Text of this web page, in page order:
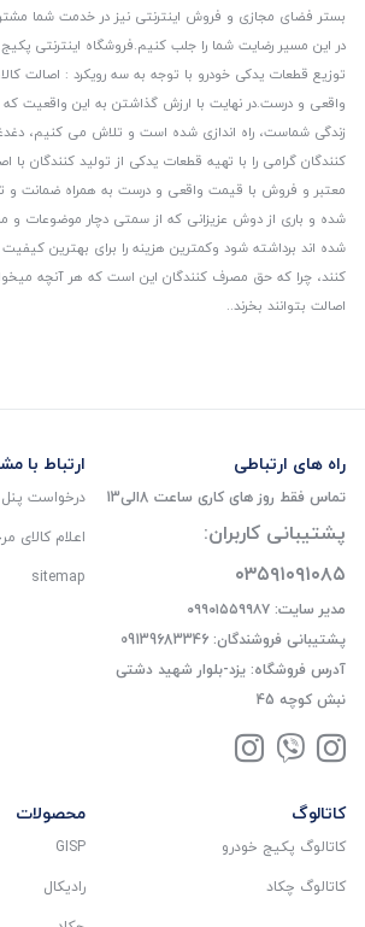
بستر فضای مجازی و فروش اینترنتی نیز در خدمت شما
در این مسیر رضایت شما را جلب کنیم.فروشگاه اینترنتی
توزیع قطعات یدکی خودرو با توجه به سه رویکرد : اصالت
واقعی و درست.در نهایت با ارزش گذاشتن به این واقعیت
زندگی شماست، راه اندازی شده است و تلاش می کنیم،
کنندگان گرامی را با تهیه قطعات یدکی از تولید کنندگان با
معتبر و فروش با قیمت واقعی و درست به همراه ضمانت و
شده و باری از دوش عزیزانی که از سمتی دچار موضوعات و
شده اند برداشته شود و‌کمترین هزینه را برای بهترین
کنند، چرا که حق مصرف کنندگان این است که هر آنچه
اصالت بتوانند بخرند..
راه های ارتباطی
تماس فقط روز های کاری ساعت 8الی13
پشتیبانی کاربران:
۰۳۵۹۱۰۹۱۰۸۵
مدیر سایت: ۰۹۹۰۱۵۵۹۹۸۷
پشتیبانی فروشندگان: 09139683346
آدرس فروشگاه: یزد-بلوار شهید دشتی
نبش کوچه 45
ارتباط با
درخواست پنل
اعلام کالای
sitemap
کاتالوگ
کاتالوگ پکیج خودرو
کاتالوگ چکاد
محصولات
GISP
رادیکال